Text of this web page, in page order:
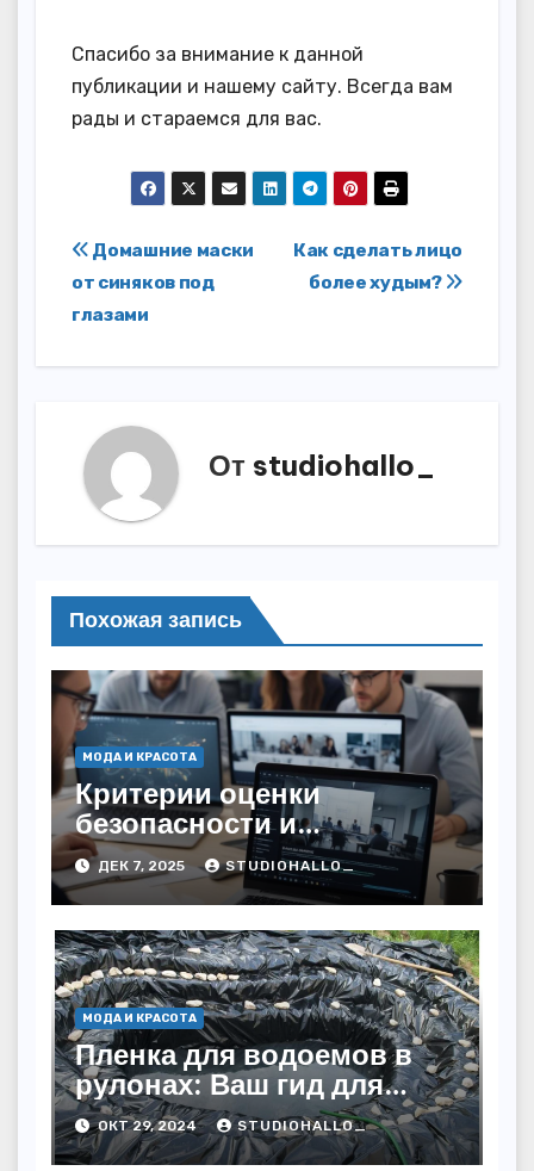
Спасибо за внимание к данной
публикации и нашему сайту. Всегда вам
рады и стараемся для вас.
Навигация
по
записям
Как сделать лицо
более худым?
Домашние маски
от синяков под
глазами
От studiohallo_
Похожая запись
МОДА И КРАСОТА
Критерии оценки
безопасности и
легитимности онлайн-
сервисов для работы с
кредитами
ДЕК 7, 2025 STUDIOHALLO_
МОДА И КРАСОТА
Пленка для водоемов в
рулонах: Ваш гид для
выбора и применения
ОКТ 29, 2024 STUDIOHALLO_